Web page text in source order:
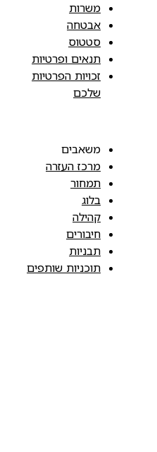
משרות
אבטחה
סטטוס
תנאים ופרטיות
זכויות הפרטיות
שלכם
משאבים
מרכז העזרה
תמחור
בלוג
קהילה
חיבורים
תבניות
תוכניות שותפים